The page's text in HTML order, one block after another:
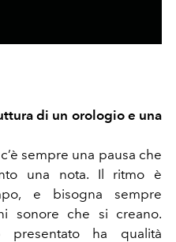
di un orologio e una
sempre una pausa che
una nota. Il ritmo è
e bisogna sempre
sonore che si creano.
presentato ha qualità